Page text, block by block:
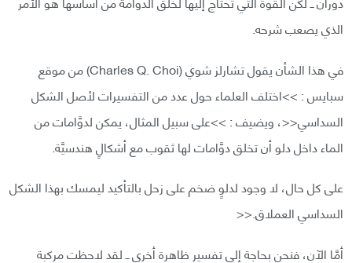
الذي يصعب شرحه.
في هذا الشأن يقول تشارلز شوي (Charles Q. Choi) من موقع
سبايس : >>اختلف العلماء حول عدد من التفسيرات لأصل الشكل
السداسي<<، ويضيف : >>على سبيل المثال، يمكن لدوَّامات من
الماء داخل دلو أن تخلق دوَّامات لها ثقوب مع أشكالٍ هندسيَّة.
على كل حال، لا وجود لدلوٍ ضخم على زحل بالتأكيد ليمسك بهذا الشكل
السداسي العملاق.<<
أمَّا الآن، فنحن بحاجة إلى تفسير ظاهرة أخرى ــ لقد لاحظت مركبة